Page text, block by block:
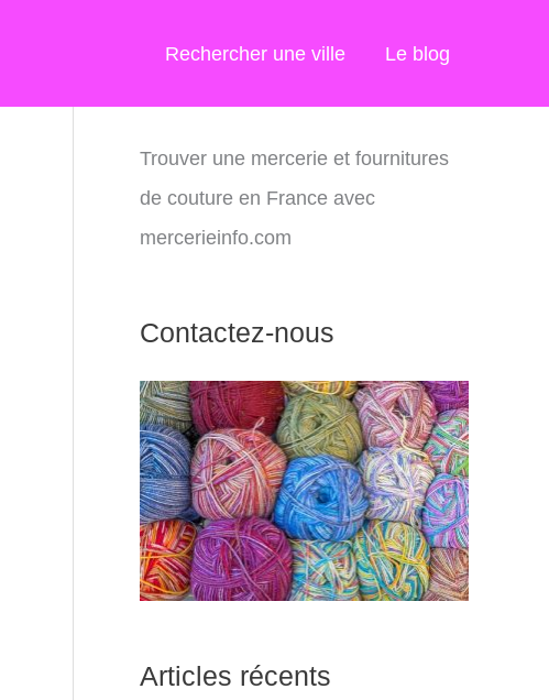
Rechercher une ville Le blog
Trouver une mercerie et fournitures
de couture en France avec
mercerieinfo.com
Contactez-nous
Articles récents